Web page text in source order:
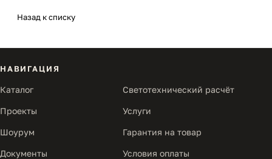
Назад к списку
НАВИГАЦИЯ
Каталог Светотехнический расчёт
Проекты Услуги
Шоурум Гарантия на товар
Документы Условия оплаты